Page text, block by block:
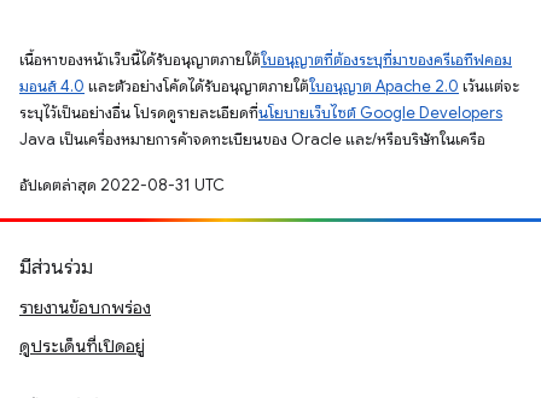
เนื้อหาของหน้าเว็บนี้ได้รับอนุญาตภายใต้ใบอนุญาตที่ต้องระบุที่มาของครีเอทีฟคอม
มอนส์ 4.0 และตัวอย่างโค้ดได้รับอนุญาตภายใต้ใบอนุญาต Apache 2.0 เว้นแต่จะ
ระบุไว้เป็นอย่างอื่น โปรดดูรายละเอียดที่นโยบายเว็บไซต์ Google Developers
Java เป็นเครื่องหมายการค้าจดทะเบียนของ Oracle และ/หรือบริษัทในเครือ
อัปเดตล่าสุด 2022-08-31 UTC
มีส่วนร่วม
รายงานข้อบกพร่อง
ดูประเด็นที่เปิดอยู่